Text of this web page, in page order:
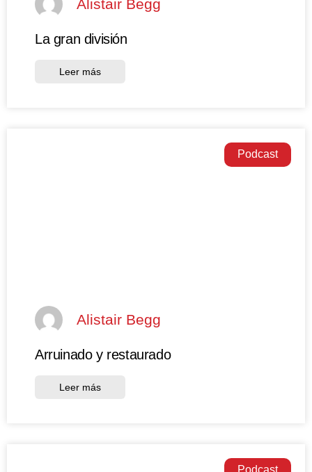
Alistair Begg
La gran división
Leer más
Podcast
Alistair Begg
Arruinado y restaurado
Leer más